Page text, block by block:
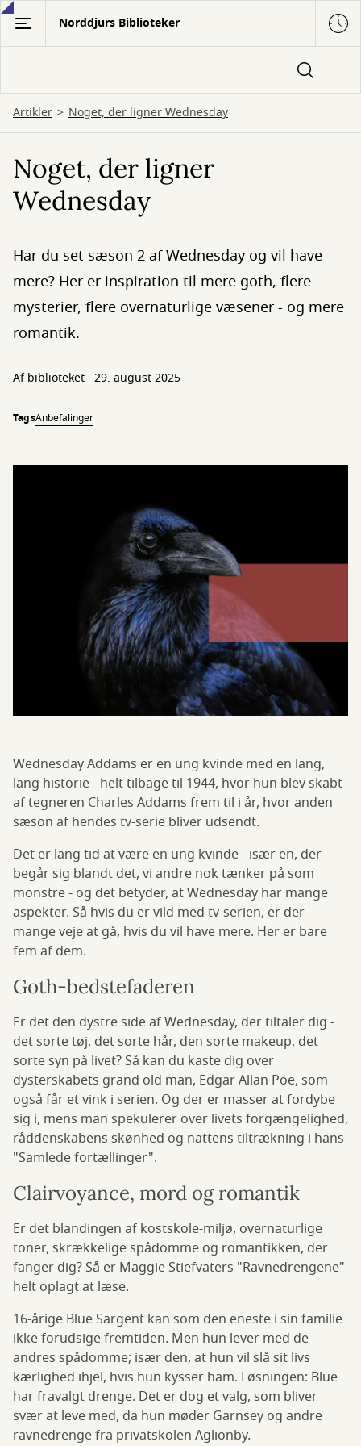
Gå
hovedindhold
Norddjurs Biblioteker
Artikler Noget, der ligner Wednesday
Noget, der ligner
Wednesday
Har du set sæson 2 af Wednesday og vil have
mere? Her er inspiration til mere goth, flere
mysterier, flere overnaturlige væsener - og mere
romantik.
Af biblioteket 29. august 2025
TagsAnbefalinger
Wednesday Addams er en ung kvinde med en lang,
lang historie - helt tilbage til 1944, hvor hun blev skabt
af tegneren Charles Addams frem til i år, hvor anden
sæson af hendes tv-serie bliver udsendt.
Det er lang tid at være en ung kvinde - især en, der
begår sig blandt det, vi andre nok tænker på som
monstre - og det betyder, at Wednesday har mange
aspekter. Så hvis du er vild med tv-serien, er der
mange veje at gå, hvis du vil have mere. Her er bare
fem af dem.
Goth-bedstefaderen
Er det den dystre side af Wednesday, der tiltaler dig -
det sorte tøj, det sorte hår, den sorte makeup, det
sorte syn på livet? Så kan du kaste dig over
dysterskabets grand old man, Edgar Allan Poe, som
også får et vink i serien. Og der er masser at fordybe
sig i, mens man spekulerer over livets forgængelighed,
råddenskabens skønhed og nattens tiltrækning i hans
"Samlede fortællinger".
Clairvoyance, mord og romantik
Er det blandingen af kostskole-miljø, overnaturlige
toner, skrækkelige spådomme og romantikken, der
fanger dig? Så er Maggie Stiefvaters "Ravnedrengene"
helt oplagt at læse.
16-årige Blue Sargent kan som den eneste i sin familie
ikke forudsige fremtiden. Men hun lever med de
andres spådomme; især den, at hun vil slå sit livs
kærlighed ihjel, hvis hun kysser ham. Løsningen: Blue
har fravalgt drenge. Det er dog et valg, som bliver
svær at leve med, da hun møder Garnsey og andre
ravnedrenge fra privatskolen Aglionby.